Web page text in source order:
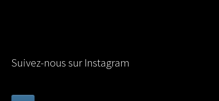
Suivez-nous sur Instagram